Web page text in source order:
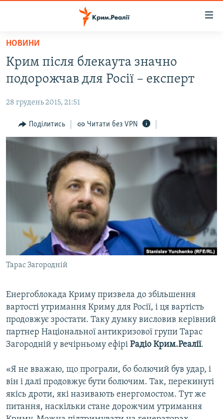
Перейти
основного
матеріалу
до
навігації
Перейти
ВОДА.КРИМ
ВІДЕО ТА ФОТО
ПОЛІТИКА
БЛОГИ
ПОГЛЯД
ВСЕ ЗА ДЕНЬ
СПЕЦПРОЕКТИ
ДЕПОРТАЦІЯ
ВІДЕОУРОКИ «ELIFBE»
СВІДЧЕННЯ ОКУПАЦІЇ
УКРАЇНСЬКА ПРОБЛЕМА КРИМУ
ЯК ОБІЙТИ БЛОКУВАННЯ
Русский
Qırımtatar
Усі сайти RFE/RL
НОВИНИ
Крим після блекаута значно
подорожчав для Росії – експерт
28 грудень 2015, 21:51
Поділитись Читати без VPN
Тарас Загородній
Енергоблокада Криму призвела до збільшення
вартості утримання Криму для Росії, і ця вартість
продовжує зростати. Таку думку висловив керівний
партнер Національної антикризової групи Тарас
Загородній у вечірньому ефірі Радіо Крим.Реалії.
«Я не вважаю, що програли, бо болючий був удар, і
він і далі продовжує бути болючим. Так, перекинуті
якісь дроти, які називають енергомостом. Тут же
питання, наскільки стане дорожчим утримання